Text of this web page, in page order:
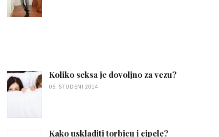
Koliko seksa je dovoljno za vezu?
05. STUDENI 2014.
Kako uskladiti torbicu i cipele?